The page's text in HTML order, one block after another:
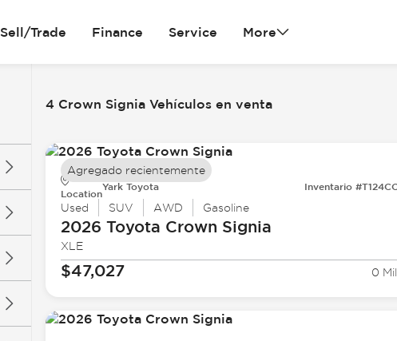
Sell/Trade Finance Service More
4 Crown Signia Vehículos en venta
Location
Yark Toyota Inventario
Used SUV AWD Gasoline
2026 Toyota Crown Signia
XLE
$47,027 0
Agregado recientemente